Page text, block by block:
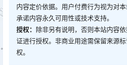
内容定价依据。用户付费行为视为对
承诺内容永久可用性或技术支持。
授权： 除非另有说明，否则本站内容
证进行授权。非商业用途需保留来源
权。